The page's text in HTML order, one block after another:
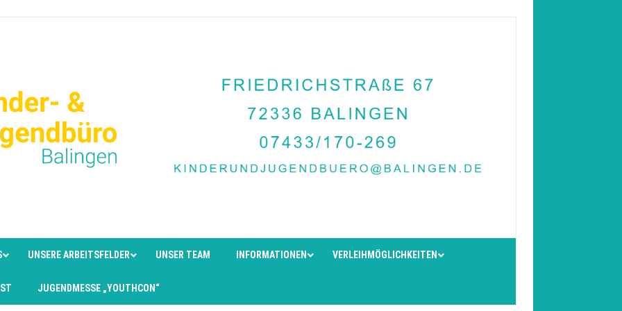
UNSERE ARBEITSFELDER UNSER TEAM INFORMATIONEN VERLEIHMÖGLICHKEITEN
JUGENDMESSE „YOUTHCON“